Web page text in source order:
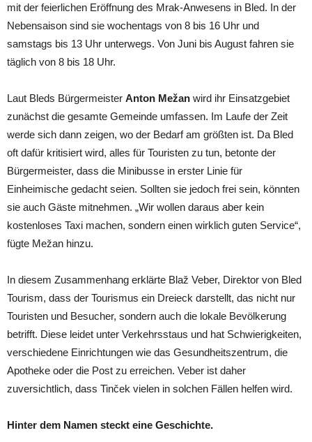
mit der feierlichen Eröffnung des Mrak-Anwesens in Bled. In der
Nebensaison sind sie wochentags von 8 bis 16 Uhr und
samstags bis 13 Uhr unterwegs. Von Juni bis August fahren sie
täglich von 8 bis 18 Uhr.
Laut Bleds Bürgermeister Anton Mežan wird ihr Einsatzgebiet
zunächst die gesamte Gemeinde umfassen. Im Laufe der Zeit
werde sich dann zeigen, wo der Bedarf am größten ist. Da Bled
oft dafür kritisiert wird, alles für Touristen zu tun, betonte der
Bürgermeister, dass die Minibusse in erster Linie für
Einheimische gedacht seien. Sollten sie jedoch frei sein, könnten
sie auch Gäste mitnehmen. „Wir wollen daraus aber kein
kostenloses Taxi machen, sondern einen wirklich guten Service“,
fügte Mežan hinzu.
In diesem Zusammenhang erklärte Blaž Veber, Direktor von Bled
Tourism, dass der Tourismus ein Dreieck darstellt, das nicht nur
Touristen und Besucher, sondern auch die lokale Bevölkerung
betrifft. Diese leidet unter Verkehrsstaus und hat Schwierigkeiten,
verschiedene Einrichtungen wie das Gesundheitszentrum, die
Apotheke oder die Post zu erreichen. Veber ist daher
zuversichtlich, dass Tinček vielen in solchen Fällen helfen wird.
Hinter dem Namen steckt eine Geschichte.